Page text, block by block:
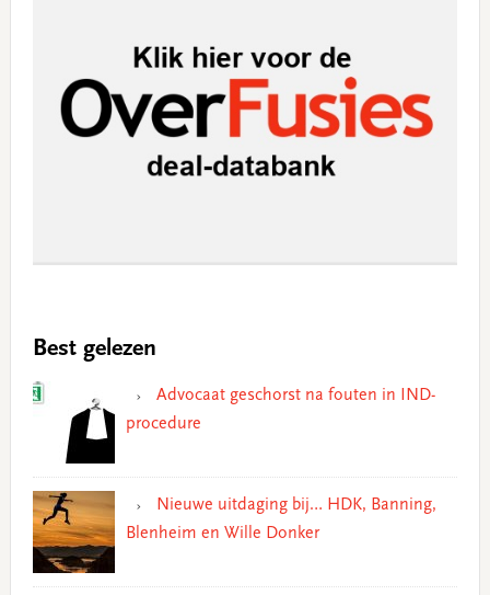
Best gelezen
Advocaat geschorst na fouten in IND-
procedure
Nieuwe uitdaging bij… HDK, Banning,
Blenheim en Wille Donker